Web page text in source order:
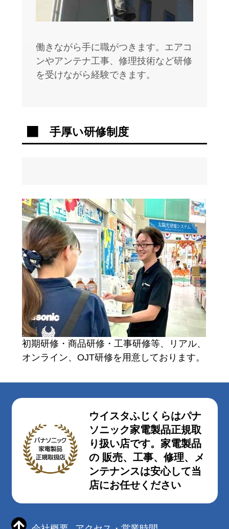
働きながら手に職がつきます。エアコ
ンやアンテナ工事、修理技術など研修
を受けながら経験できます。
手厚い研修制度
初期研修・商品研修・工事研修等、リアル、
オンライン、OJT研修を用意しております。
ウイスタふじくらはパナ
ソニック家電製品正規取
り扱い店です。家電製品
の 販売、工事、修理、メ
ンテナンスは安心して当
店にお任せください